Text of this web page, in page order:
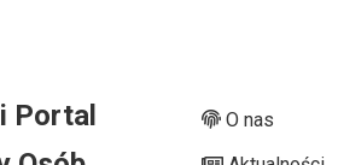
Portal
O nas